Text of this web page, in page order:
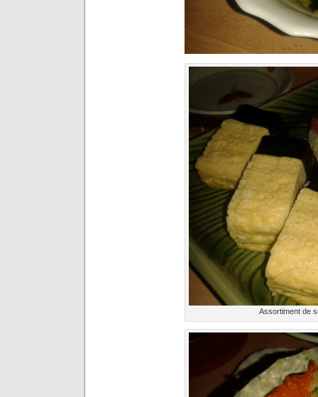
Assortiment de